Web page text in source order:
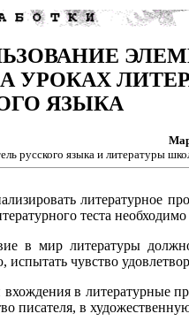
УРОКАХ
ЯЗЫКА
русского языка и литературы
литературное
теста
в мир литературы
испытать чувство
в литературные
писателя, в